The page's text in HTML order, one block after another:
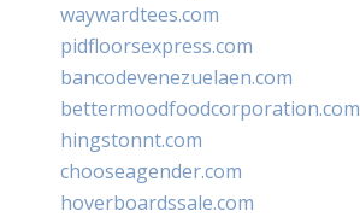
waywardtees.com
pidfloorsexpress.com
bancodevenezuelaen.com
bettermoodfoodcorporation.com
hingstonnt.com
chooseagender.com
hoverboardssale.com